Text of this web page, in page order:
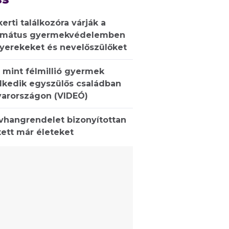
találkozóra várják a
gyermekvédelemben
és nevelőszülőket
mint félmillió gyermek
egyszülős családban
(VIDEÓ)
bizonyítottan
már életeket